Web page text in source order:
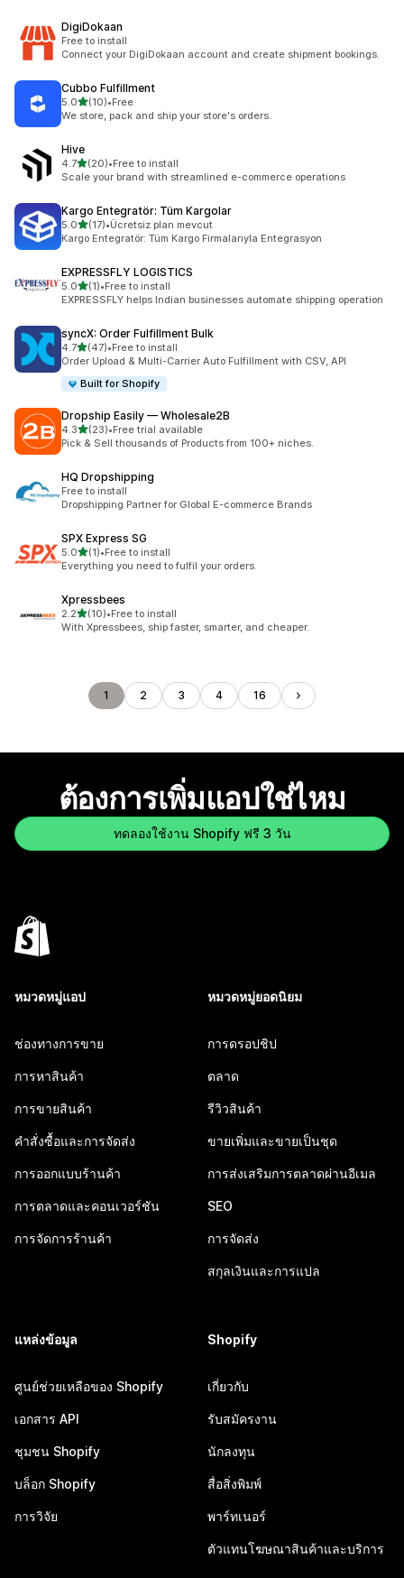
DigiDokaan
Free to install
Connect your DigiDokaan account and create shipment bookings.
Cubbo Fulfillment
5.0เต็ม 5 ดาว
(10)
ทั้งหมด 10 รีวิว
•Free
We store, pack and ship your store's orders.
Hive
4.7เต็ม 5 ดาว
(20)
ทั้งหมด 20 รีวิว
•Free to install
Scale your brand with streamlined e-commerce operations
Kargo Entegratör: Tüm Kargolar
5.0เต็ม 5 ดาว
(17)
ทั้งหมด 17 รีวิว
•Ücretsiz plan mevcut
Kargo Entegratör: Tüm Kargo Firmalarıyla Entegrasyon
EXPRESSFLY LOGISTICS
5.0เต็ม 5 ดาว
(1)
ทั้งหมด 1 รีวิว
•Free to install
EXPRESSFLY helps Indian businesses automate shipping operation
syncX: Order Fulfillment Bulk
4.7เต็ม 5 ดาว
(47)
ทั้งหมด 47 รีวิว
•Free to install
Order Upload & Multi-Carrier Auto Fulfillment with CSV, API
Built for Shopify
Dropship Easily — Wholesale2B
4.3เต็ม 5 ดาว
(23)
ทั้งหมด 23 รีวิว
•Free trial available
Pick & Sell thousands of Products from 100+ niches.
HQ Dropshipping
Free to install
Dropshipping Partner for Global E-commerce Brands
SPX Express SG
5.0เต็ม 5 ดาว
(1)
ทั้งหมด 1 รีวิว
•Free to install
Everything you need to fulfil your orders.
Xpressbees
2.2เต็ม 5 ดาว
(10)
ทั้งหมด 10 รีวิว
•Free to install
With Xpressbees, ship faster, smarter, and cheaper.
1 2 3 4 16
ต้องการเพิ่มแอปใช่ไหม
ทดลองใช้งาน Shopify ฟรี 3 วัน
หมวดหมู่แอป
ช่องทางการขาย
การหาสินค้า
การขายสินค้า
คำสั่งซื้อและการจัดส่ง
การออกแบบร้านค้า
การตลาดและคอนเวอร์ชัน
การจัดการร้านค้า
หมวดหมู่ยอดนิยม
การดรอปชิป
ตลาด
รีวิวสินค้า
ขายเพิ่มและขายเป็นชุด
การส่งเสริมการตลาดผ่านอีเมล
SEO
การจัดส่ง
สกุลเงินและการแปล
แหล่งข้อมูล
ศูนย์ช่วยเหลือของ Shopify
เอกสาร API
ชุมชน Shopify
บล็อก Shopify
การวิจัย
Shopify
เกี่ยวกับ
รับสมัครงาน
นักลงทุน
สื่อสิ่งพิมพ์
พาร์ทเนอร์
ตัวแทนโฆษณาสินค้าและบริการ